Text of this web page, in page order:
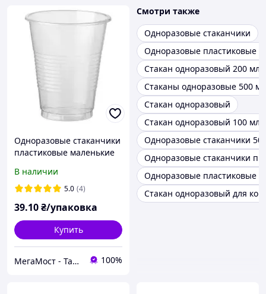
Одноразовые стаканчики
пластиковые маленькие
для холодных напитков
одноразовая посуда
В наличии
5.0 (4)
39.10₴/упаковка
Купить
МегаМост - Тара и Упаковка 100%
Смотри также
Одноразовые стаканчики
Одноразовые пластиковые
Стакан одноразовый 200 мл
Стаканы одноразовые 500 мл
Стакан одноразовый
Стакан одноразовый 100 мл
Одноразовые стаканчики 50
Одноразовые стаканчики
Одноразовые пластиковые
Стакан одноразовый для